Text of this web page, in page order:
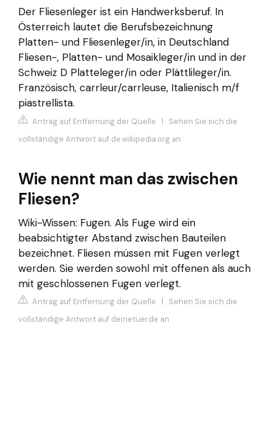
Der Fliesenleger ist ein Handwerksberuf. In
Österreich lautet die Berufsbezeichnung
Platten- und Fliesenleger/in, in Deutschland
Fliesen-, Platten- und Mosaikleger/in und in der
Schweiz D Platteleger/in oder Plättlileger/in.
Französisch, carrleur/carrleuse, Italienisch m/f
piastrellista.
Antrag auf Entfernung der Quelle | Sehen Sie sich die
vollständige Antwort auf de.wikipedia.org an
Wie nennt man das zwischen
Fliesen?
Wiki-Wissen: Fugen. Als Fuge wird ein
beabsichtigter Abstand zwischen Bauteilen
bezeichnet. Fliesen müssen mit Fugen verlegt
werden. Sie werden sowohl mit offenen als auch
mit geschlossenen Fugen verlegt.
Antrag auf Entfernung der Quelle | Sehen Sie sich die
vollständige Antwort auf deinetuer.de an